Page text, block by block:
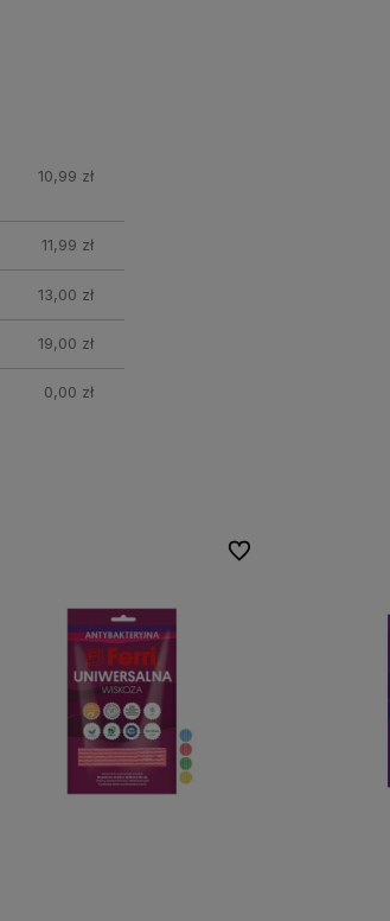
10,99 zł
11,99 zł
13,00 zł
19,00 zł
0,00 zł
Do ulubionych
Do ulubionych